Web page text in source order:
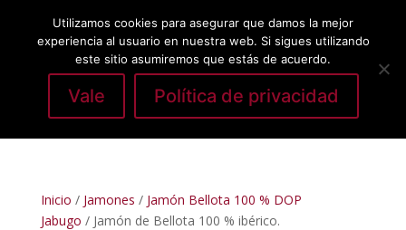
Seleccionar página
Inicio / Jamones / Jamón Bellota 100 % DOP
Jabugo / Jamón de Bellota 100 % ibérico.
Utilizamos cookies para asegurar que damos la mejor
experiencia al usuario en nuestra web. Si sigues utilizando
este sitio asumiremos que estás de acuerdo.
Vale Política de privacidad